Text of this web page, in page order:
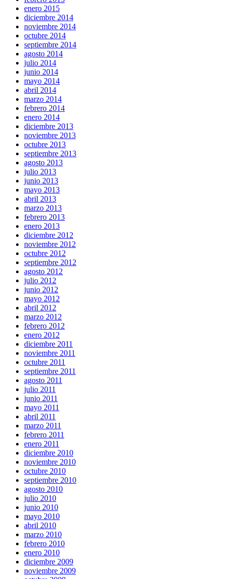
enero 2015
diciembre 2014
noviembre 2014
octubre 2014
septiembre 2014
agosto 2014
julio 2014
junio 2014
mayo 2014
abril 2014
marzo 2014
febrero 2014
enero 2014
diciembre 2013
noviembre 2013
octubre 2013
septiembre 2013
agosto 2013
julio 2013
junio 2013
mayo 2013
abril 2013
marzo 2013
febrero 2013
enero 2013
diciembre 2012
noviembre 2012
octubre 2012
septiembre 2012
agosto 2012
julio 2012
junio 2012
mayo 2012
abril 2012
marzo 2012
febrero 2012
enero 2012
diciembre 2011
noviembre 2011
octubre 2011
septiembre 2011
agosto 2011
julio 2011
junio 2011
mayo 2011
abril 2011
marzo 2011
febrero 2011
enero 2011
diciembre 2010
noviembre 2010
octubre 2010
septiembre 2010
agosto 2010
julio 2010
junio 2010
mayo 2010
abril 2010
marzo 2010
febrero 2010
enero 2010
diciembre 2009
noviembre 2009